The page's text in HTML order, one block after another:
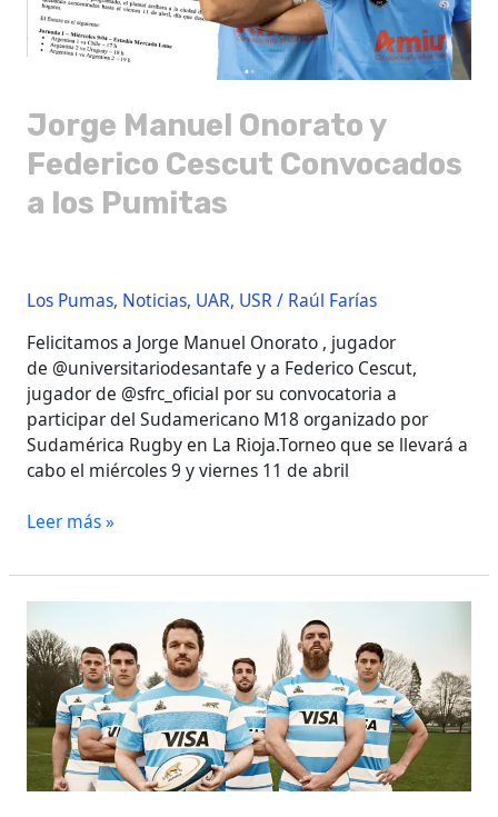
Jorge Manuel Onorato y
Federico Cescut Convocados
a los Pumitas
Los Pumas, Noticias, UAR, USR/ Raúl Farías
Felicitamos a Jorge Manuel Onorato , jugador
de @universitariodesantafe y a Federico Cescut,
jugador de @sfrc_oficial por su convocatoria a
participar del Sudamericano M18 organizado por
Sudamérica Rugby en La Rioja.Torneo que se llevará a
cabo el miércoles 9 y viernes 11 de abril
Leer más »
para
Los
Pumas
vs.
Inglaterra
San